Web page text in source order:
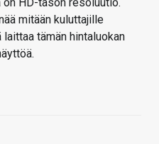
mitään kuluttajille
tämän hintaluokan